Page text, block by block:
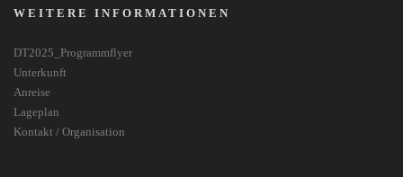
WEITERE INFORMATIONEN
DT2025_Programmflyer
Unterkunft
Anreise
Lageplan
Kontakt / Organisation